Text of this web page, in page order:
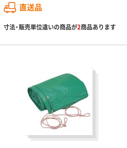
直送品
寸法・販売単位違いの商品が2商品あります